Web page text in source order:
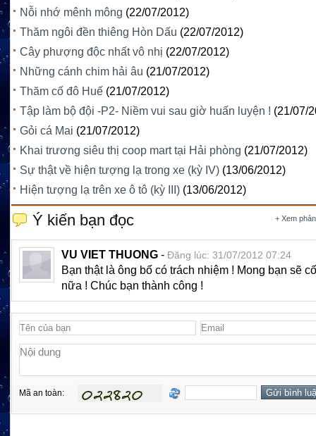
Nỗi nhớ mênh mông (22/07/2012)
Thăm ngôi đền thiêng Hòn Dấu (22/07/2012)
Cây phượng độc nhất vô nhị (22/07/2012)
Những cánh chim hải âu (21/07/2012)
Thăm cố đô Huế (21/07/2012)
Tập làm bộ đội -P2- Niềm vui sau giờ huấn luyện ! (21/07/
Gỏi cá Mai (21/07/2012)
Khai trương siêu thị coop mart tại Hải phòng (21/07/2012)
Sự thật về hiện tượng lạ trong xe (kỳ IV) (13/06/2012)
Hiện tượng lạ trên xe ô tô (kỳ III) (13/06/2012)
+ Xem
Ý kiến bạn đọc
VU VIET THUONG - Đăng lúc: 31/07/2012 07:24
Bạn thật là ông bố có trách nhiệm ! Mong bạn sẽ
nữa ! Chúc bạn thành công !
Mã an toàn: